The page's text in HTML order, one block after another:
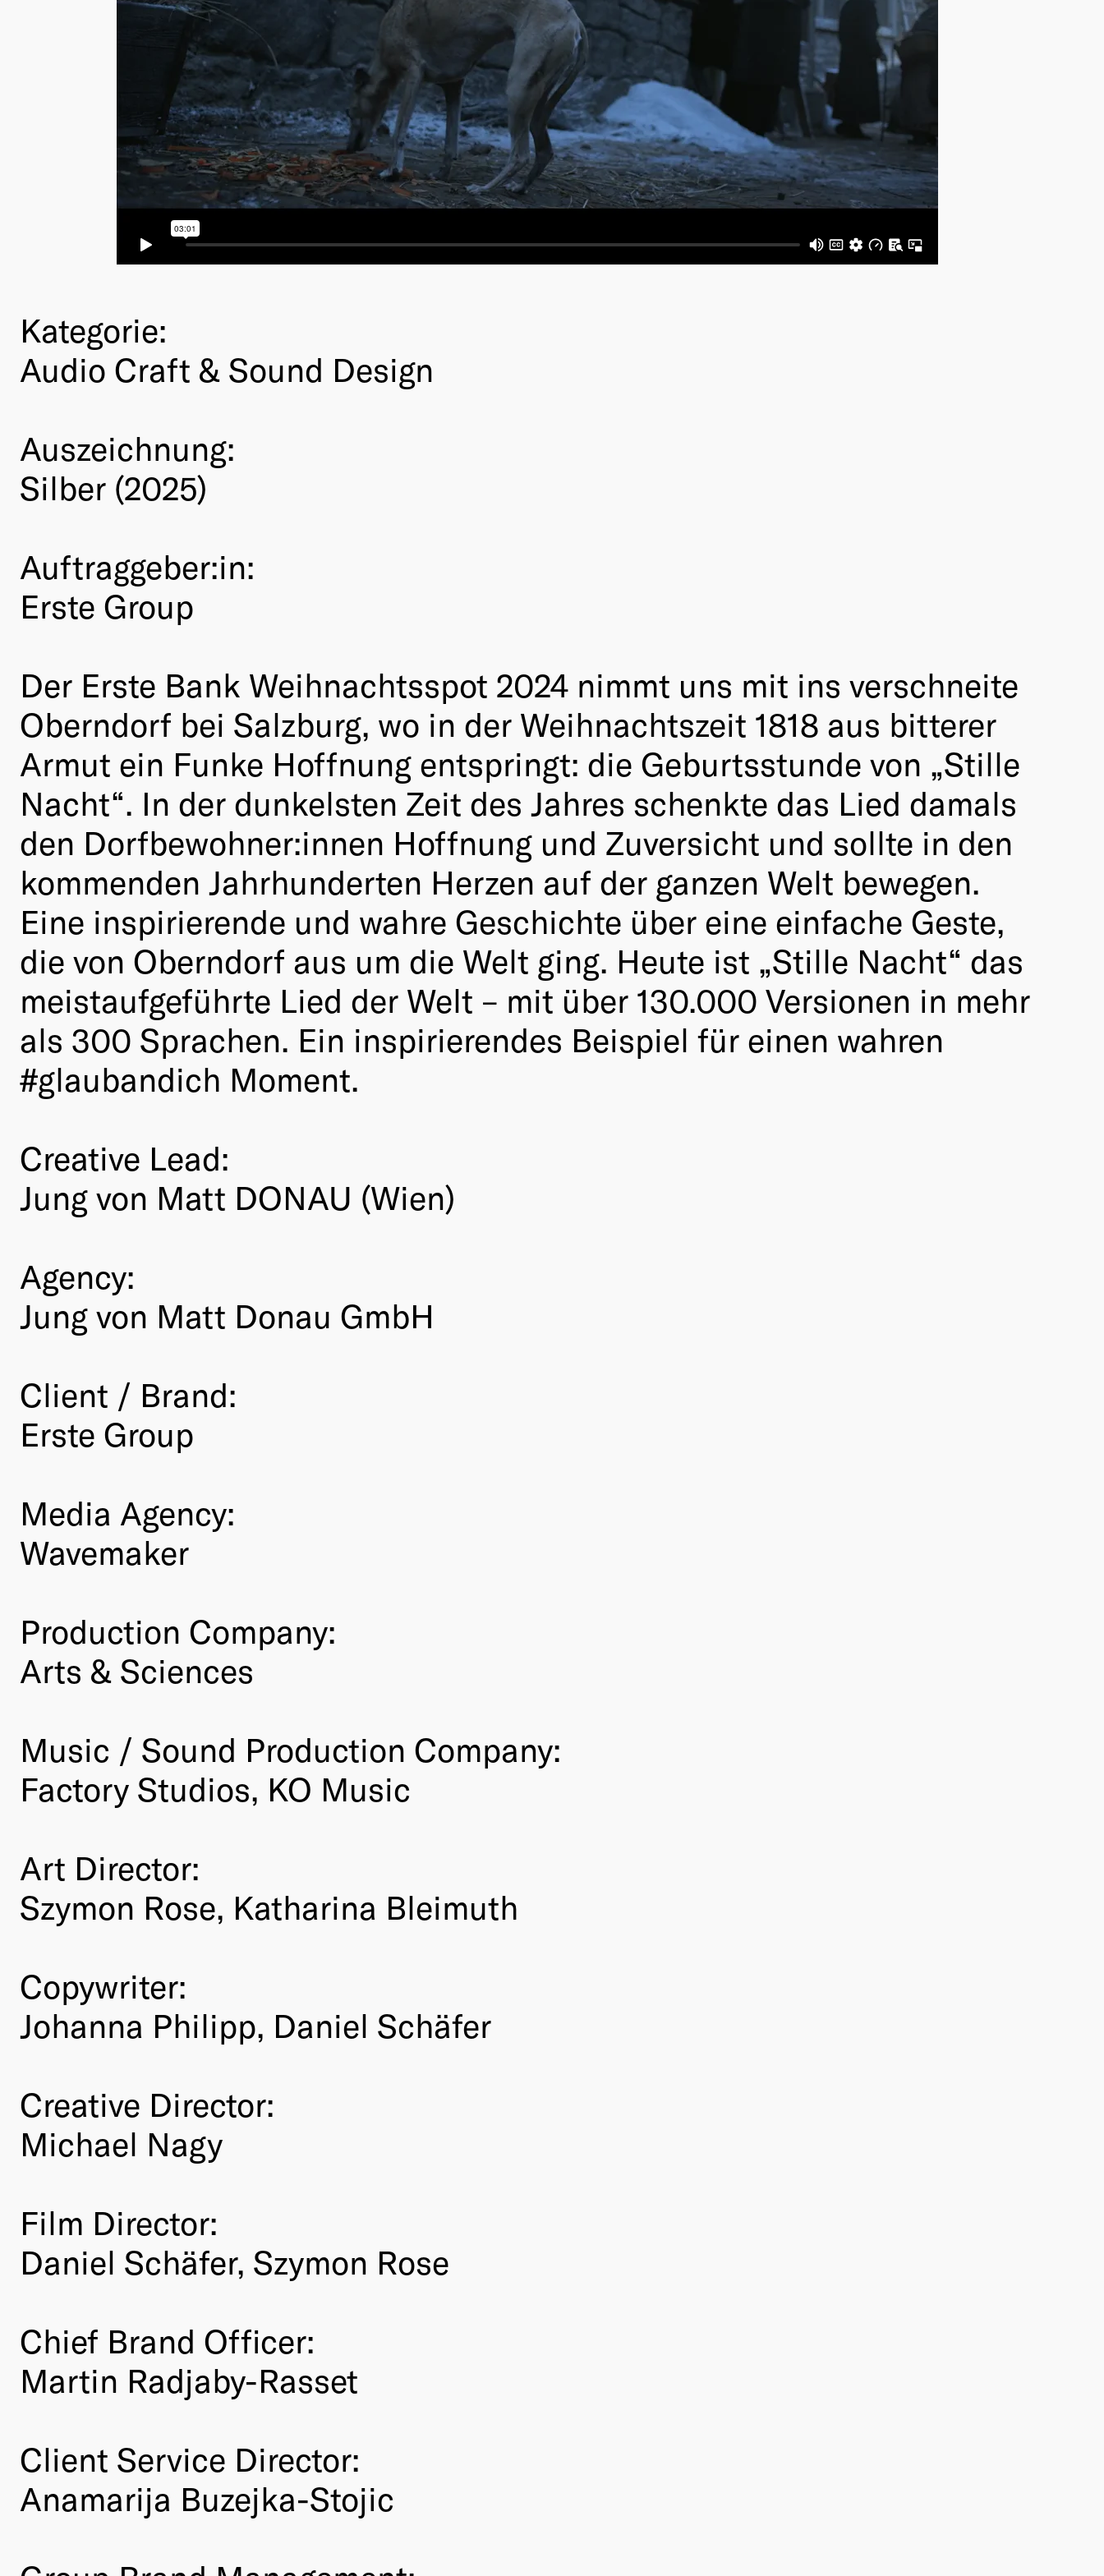
Kategorie:
Audio Craft & Sound Design
Auszeichnung:
Silber (2025)
Auftraggeber:in:
Erste Group
Der Erste Bank Weihnachtsspot 2024 nimmt uns mit ins verschneite
Oberndorf bei Salzburg, wo in der Weihnachtszeit 1818 aus bitterer
Armut ein Funke Hoffnung entspringt: die Geburtsstunde von „Stille
Nacht“. In der dunkelsten Zeit des Jahres schenkte das Lied damals
den Dorfbewohner:innen Hoffnung und Zuversicht und sollte in den
kommenden Jahrhunderten Herzen auf der ganzen Welt bewegen.
Eine inspirierende und wahre Geschichte über eine einfache Geste,
die von Oberndorf aus um die Welt ging. Heute ist „Stille Nacht“ das
meistaufgeführte Lied der Welt – mit über 130.000 Versionen in mehr
als 300 Sprachen. Ein inspirierendes Beispiel für einen wahren
#glaubandich Moment.
Creative Lead:
Jung von Matt DONAU (Wien)
Agency:
Jung von Matt Donau GmbH
Client / Brand:
Erste Group
Media Agency:
Wavemaker
Production Company:
Arts & Sciences
Music / Sound Production Company:
Factory Studios, KO Music
Art Director:
Szymon Rose, Katharina Bleimuth
Copywriter:
Johanna Philipp, Daniel Schäfer
Creative Director:
Michael Nagy
Film Director:
Daniel Schäfer, Szymon Rose
Chief Brand Officer:
Martin Radjaby-Rasset
Client Service Director:
Anamarija Buzejka-Stojic